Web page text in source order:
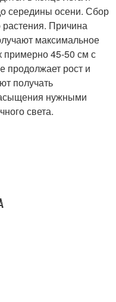
середины осени. Сбор
растения. Причина
максимальное
примерно 45-50 см с
продолжает рост и
получать
нужными
света.